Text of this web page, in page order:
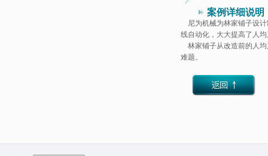
案例详细说明
尼为机械为林家铺子设计
线自动化，大大提高了人
林家铺子从改造前的人均
难题。